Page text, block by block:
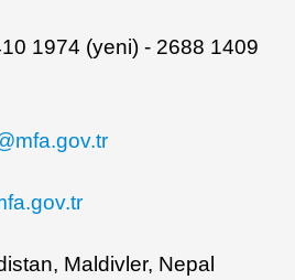
1974 (yeni) - 2688 1409
Maldivler, Nepal